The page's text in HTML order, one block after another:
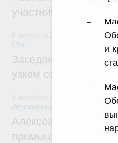
и
участников проекта
СНГ
Заседание
узком составе
двусторонней основе
Алексей Оверчук
промышленности,